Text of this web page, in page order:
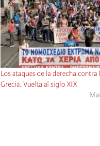
Los ataques de la derecha contra
Grecia. Vuelta al siglo XIX